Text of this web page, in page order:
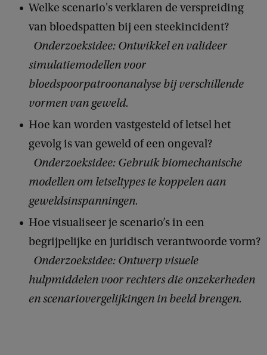
Welke scenario's verklaren de verspreiding
van bloedspatten bij een steekincident?
Onderzoeksidee: Ontwikkel en valideer
simulatiemodellen voor
bloedspoorpatroonanalyse bij verschillende
vormen van geweld.
Hoe kan worden vastgesteld of letsel het
gevolg is van geweld of een ongeval?
Onderzoeksidee: Gebruik biomechanische
modellen om letseltypes te koppelen aan
geweldsinspanningen.
Hoe visualiseer je scenario’s in een
begrijpelijke en juridisch verantwoorde vorm?
Onderzoeksidee: Ontwerp visuele
hulpmiddelen voor rechters die onzekerheden
en scenariovergelijkingen in beeld brengen.